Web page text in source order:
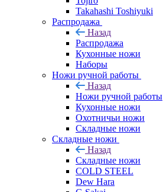
Takahashi Toshiyuki
Распродажа
Назад
Распродажа
Кухонные ножи
Наборы
Ножи ручной работы
Назад
Ножи ручной работы
Кухонные ножи
Охотничьи ножи
Складные ножи
Складные ножи
Назад
Складные ножи
COLD STEEL
Dew Hara